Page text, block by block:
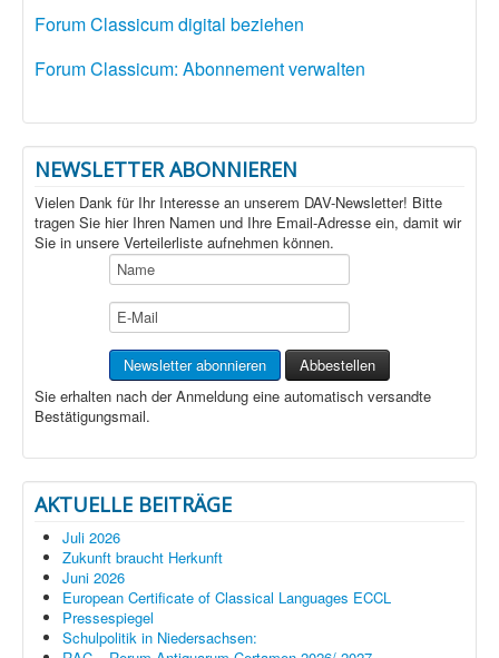
Forum Classicum digital beziehen
Forum Classicum: Abonnement verwalten
NEWSLETTER ABONNIEREN
Vielen Dank für Ihr Interesse an unserem DAV-Newsletter! Bitte
tragen Sie hier Ihren Namen und Ihre Email-Adresse ein, damit wir
Sie in unsere Verteilerliste aufnehmen können.
Sie erhalten nach der Anmeldung eine automatisch versandte
Bestätigungsmail.
AKTUELLE BEITRÄGE
Juli 2026
Zukunft braucht Herkunft
Juni 2026
European Certificate of Classical Languages ECCL
Pressespiegel
Schulpolitik in Niedersachsen: